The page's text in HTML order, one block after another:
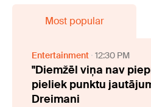
Most popular
Entertainment 12:30 PM
"Diemžēl viņa nav
pieliek punktu
Dreimani